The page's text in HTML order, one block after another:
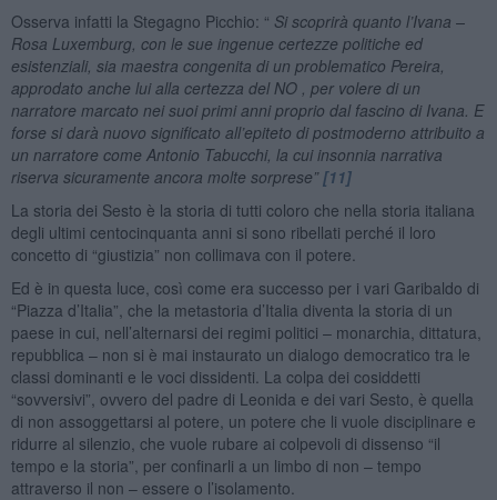
Osserva infatti la Stegagno Picchio: “ Si scoprirà quanto l’Ivana –
Rosa Luxemburg, con le sue ingenue certezze politiche ed
esistenziali, sia maestra congenita di un problematico Pereira,
approdato anche lui alla certezza del NO , per volere di un
narratore marcato nei suoi primi anni proprio dal fascino di Ivana. E
forse si darà nuovo significato all’epiteto di postmoderno attribuito a
un narratore come Antonio Tabucchi, la cui insonnia narrativa
riserva sicuramente ancora molte sorprese” [11]
La storia dei Sesto è la storia di tutti coloro che nella storia italiana
degli ultimi centocinquanta anni si sono ribellati perché il loro
concetto di “giustizia” non collimava con il potere.
Ed è in questa luce, così come era successo per i vari Garibaldo di
“Piazza d’Italia”, che la metastoria d’Italia diventa la storia di un
paese in cui, nell’alternarsi dei regimi politici – monarchia, dittatura,
repubblica – non si è mai instaurato un dialogo democratico tra le
classi dominanti e le voci dissidenti. La colpa dei cosiddetti
“sovversivi”, ovvero del padre di Leonida e dei vari Sesto, è quella
di non assoggettarsi al potere, un potere che li vuole disciplinare e
ridurre al silenzio, che vuole rubare ai colpevoli di dissenso “il
tempo e la storia”, per confinarli a un limbo di non – tempo
attraverso il non – essere o l’isolamento.